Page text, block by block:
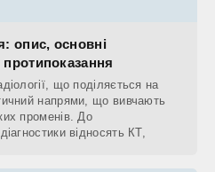
опис, основні
що поділяється на
напрями, що вивчають
променів. До
відносять КТ,